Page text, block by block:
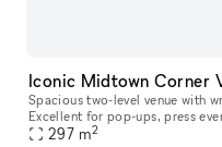
Spacious two-level venue with
Excellent for pop-ups, press
Clean, bright, and easy to
297 m2